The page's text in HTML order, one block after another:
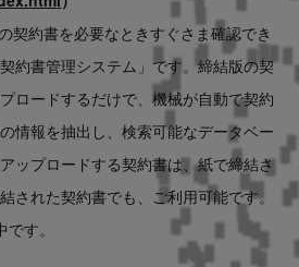
契約書を必要なときすぐさま確認でき
約書管理システム」です。締結版の契
ロードするだけで、機械が自動で契約
情報を抽出し、検索可能なデータベー
ップロードする契約書は、紙で締結さ
された契約書でも、ご利用可能です。
す。